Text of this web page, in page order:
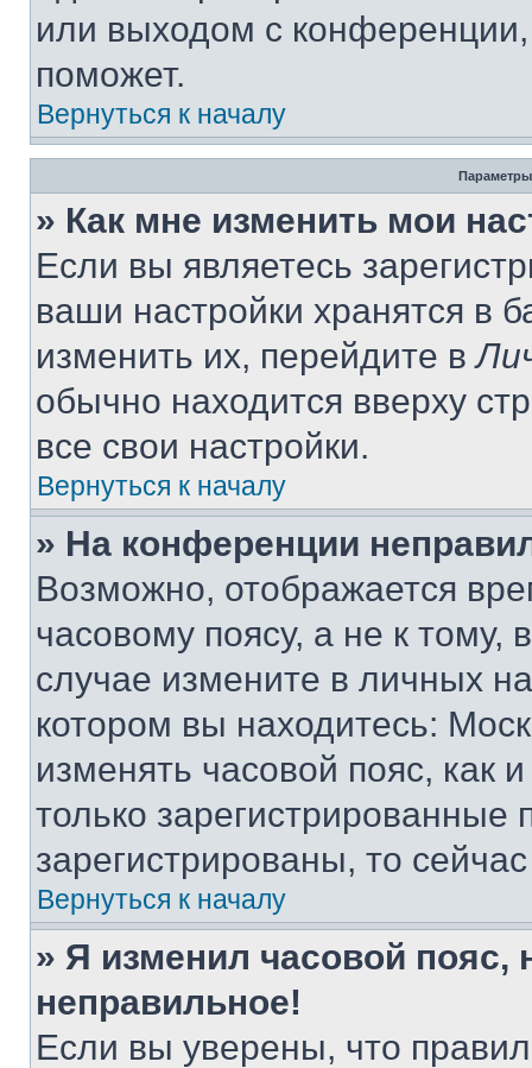
или выходом с
поможет.
Вернуться к началу
Параметры
» Как мне изменить мои
Если вы являетесь
ваши настройки хранятся в
изменить их, перейдите в
обычно находится вверху
все свои настройки.
Вернуться к началу
» На конференции
Возможно, отображается
часовому поясу, а не к тому,
случае измените в личных
котором вы находитесь:
изменять часовой пояс, как
только
зарегистрированы, то
Вернуться к началу
» Я изменил часовой пояс,
неправильное!
Если вы уверены, что